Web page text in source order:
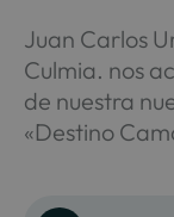
Juan Carlos
Culmia. nos
de nuestra
«Destino